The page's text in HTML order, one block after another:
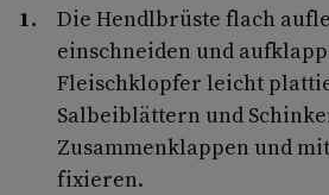
Die Hendlbrüste flach
einschneiden und
Fleischklopfer leicht
Salbeiblättern und
Zusammenklappen und
fixieren.